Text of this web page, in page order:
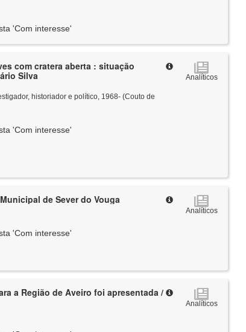
'Com interesse'
com cratera aberta : situação
Silva
historiador e político, 1968- (Couto de
Analíticos
'Com interesse'
de Sever do Vouga
Analíticos
'Com interesse'
a Região de Aveiro foi apresentada /
Analíticos